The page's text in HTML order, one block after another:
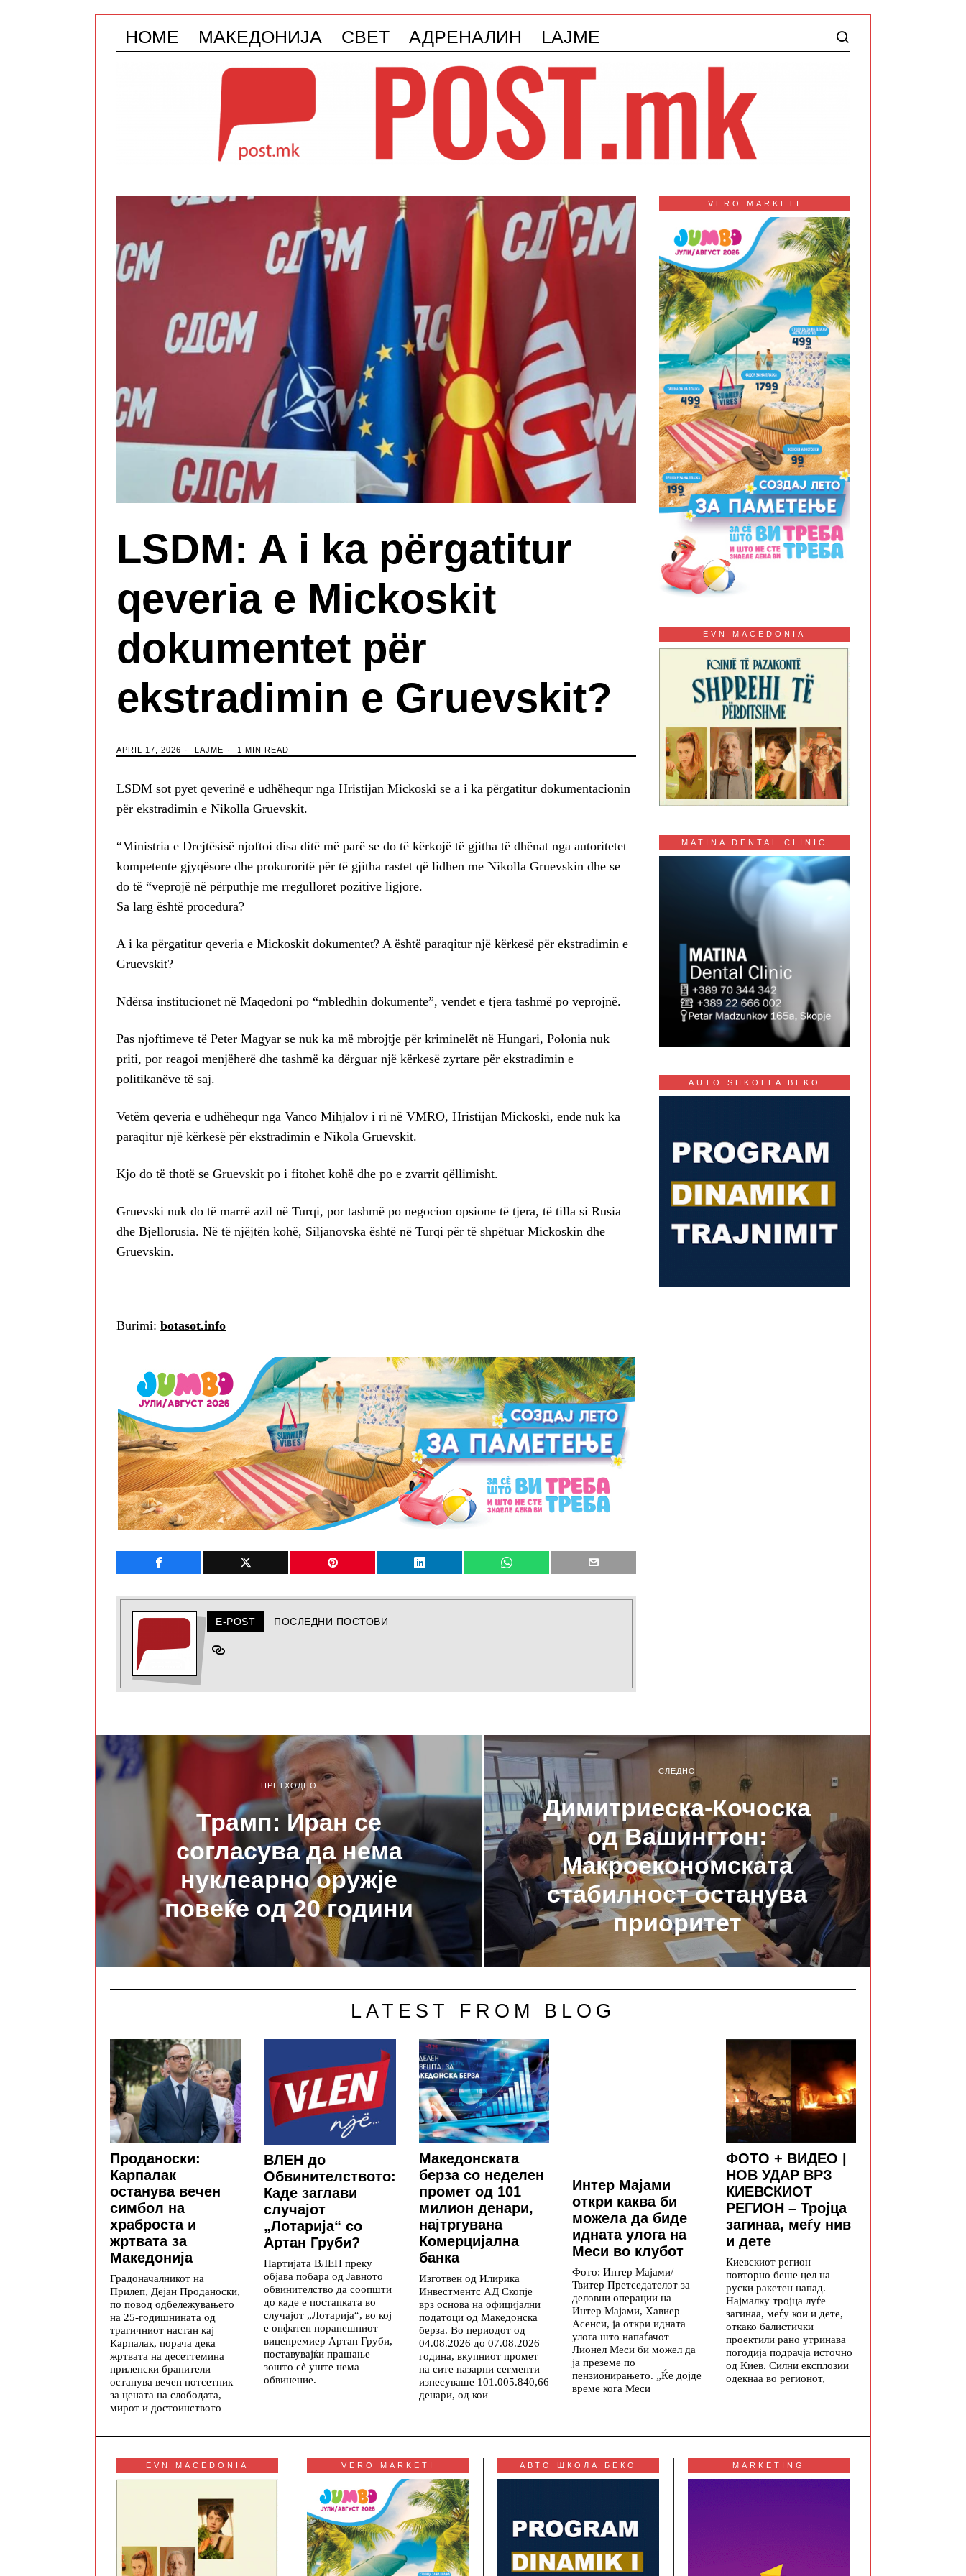
HOME МАКЕДОНИЈА СВЕТ АДРЕНАЛИН LAJME
LSDM: A i ka përgatitur
qeveria e Mickoskit
dokumentet për
ekstradimin e Gruevskit?
APRIL 17, 2026 LAJME 1 MIN READ
LSDM sot pyet qeverinë e udhëhequr nga Hristijan Mickoski se a i ka përgatitur dokumentacionin
për ekstradimin e Nikolla Gruevskit.
“Ministria e Drejtësisë njoftoi disa ditë më parë se do të kërkojë të gjitha të dhënat nga autoritetet
kompetente gjyqësore dhe prokuroritë për të gjitha rastet që lidhen me Nikolla Gruevskin dhe se
do të “veprojë në përputhje me rregulloret pozitive ligjore.
Sa larg është procedura?
A i ka përgatitur qeveria e Mickoskit dokumentet? A është paraqitur një kërkesë për ekstradimin e
Gruevskit?
Ndërsa institucionet në Maqedoni po “mbledhin dokumente”, vendet e tjera tashmë po veprojnë.
Pas njoftimeve të Peter Magyar se nuk ka më mbrojtje për kriminelët në Hungari, Polonia nuk
priti, por reagoi menjëherë dhe tashmë ka dërguar një kërkesë zyrtare për ekstradimin e
politikanëve të saj.
Vetëm qeveria e udhëhequr nga Vanco Mihjalov i ri në VMRO, Hristijan Mickoski, ende nuk ka
paraqitur një kërkesë për ekstradimin e Nikola Gruevskit.
Kjo do të thotë se Gruevskit po i fitohet kohë dhe po e zvarrit qëllimisht.
Gruevski nuk do të marrë azil në Turqi, por tashmë po negocion opsione të tjera, të tilla si Rusia
dhe Bjellorusia. Në të njëjtën kohë, Siljanovska është në Turqi për të shpëtuar Mickoskin dhe
Gruevskin.
Burimi: botasot.info
E-POST ПОСЛЕДНИ ПОСТОВИ
VERO MARKETI
EVN MACEDONIA
MATINA DENTAL CLINIC
AUTO SHKOLLA BEKO
ПРЕТХОДНО
Трамп: Иран се
согласува да нема
нуклеарно оружје
повеќе од 20 години
СЛЕДНО
Димитриеска-Кочоска
од Вашингтон:
Макроекономската
стабилност останува
приоритет
LATEST FROM BLOG
Проданоски:
Карпалак
останува вечен
симбол на
храброста и
жртвата за
Македонија
Градоначалникот на
Прилеп, Дејан Проданоски,
по повод одбележувањето
на 25-годишнината од
трагичниот настан кај
Карпалак, порача дека
жртвата на десеттемина
прилепски бранители
останува вечен потсетник
за цената на слободата,
мирот и достоинството
ВЛЕН до
Обвинителството:
Каде заглави
случајот
„Лотарија“ со
Артан Груби?
Партијата ВЛЕН преку
објава побара од Јавното
обвинителство да соопшти
до каде е постапката во
случајот „Лотарија“, во кој
е опфатен поранешниот
вицепремиер Артан Груби,
поставувајќи прашање
зошто сè уште нема
обвинение.
Македонската
берза со неделен
промет од 101
милион денари,
најтргувана
Комерцијална
банка
Изготвен од Илирика
Инвестментс АД Скопје
врз основа на официјални
податоци од Македонска
берза. Во периодот од
04.08.2026 до 07.08.2026
година, вкупниот промет
на сите пазарни сегменти
изнесуваше 101.005.840,66
денари, од кои
Интер Мајами
откри каква би
можела да биде
идната улога на
Меси во клубот
Фото: Интер Мајами/
Твитер Претседателот за
деловни операции на
Интер Мајами, Хавиер
Асенси, ја откри идната
улога што напаѓачот
Лионел Меси би можел да
ја преземе по
пензионирањето. „Ќе дојде
време кога Меси
ФОТО + ВИДЕО |
НОВ УДАР ВРЗ
КИЕВСКИОТ
РЕГИОН – Тројца
загинаа, меѓу нив
и дете
Киевскиот регион
повторно беше цел на
руски ракетен напад.
Најмалку тројца луѓе
загинаа, меѓу кои и дете,
откако балистички
проектили рано утринава
погодија подрачја источно
од Киев. Силни експлозии
одекнаа во регионот,
EVN MACEDONIA VERO MARKETI АВТО ШКОЛА БЕКО MARKETING